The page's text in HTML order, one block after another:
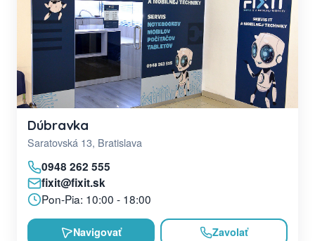
Dúbravka
Saratovská 13, Bratislava
0948 262 555
fixit@fixit.sk
Pon-Pia: 10:00 - 18:00
Navigovať Zavolať